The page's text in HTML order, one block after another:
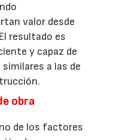
valor desde
resultado es
y capaz de
a las de
obra
de los factores